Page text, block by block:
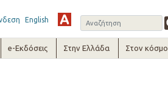
English
e-Εκδόσεις Στην Ελλάδα Στον κόσμο